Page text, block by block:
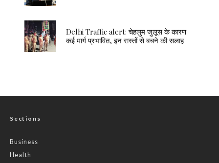
Delhi Traffic alert: चेहलुम जुलूस के कारण
कई मार्ग प्रभावित, इन रास्तों से बचने की सलाह
Sections
Business
Health